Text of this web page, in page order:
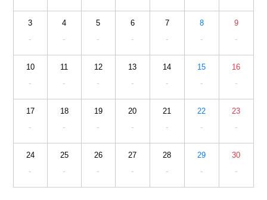
3
-
4
-
5
-
6
-
7
-
8
-
9
-
10
-
11
-
12
-
13
-
14
-
15
-
16
-
17
-
18
-
19
-
20
-
21
-
22
-
23
-
24
-
25
-
26
-
27
-
28
-
29
-
30
-